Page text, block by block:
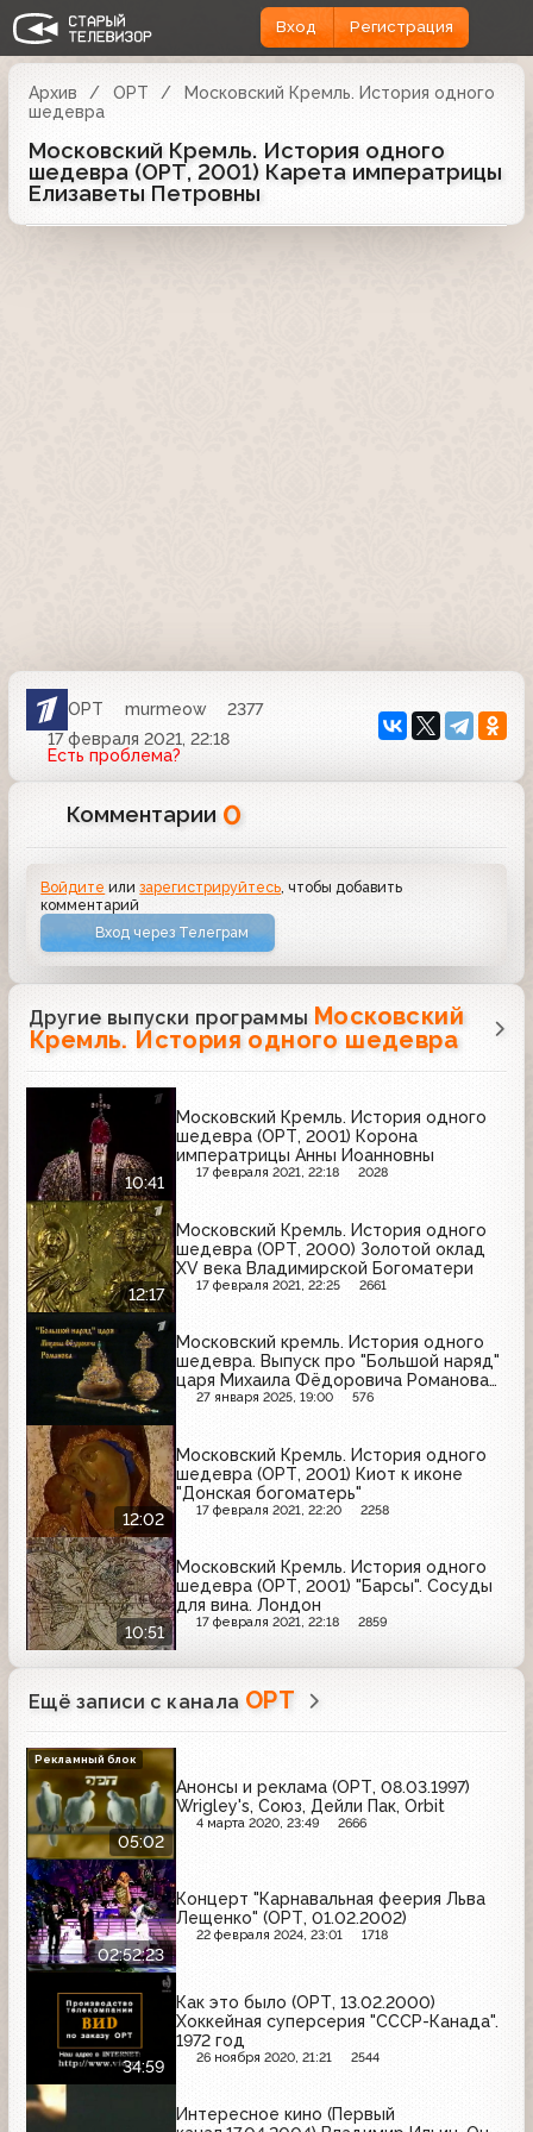
Вход Регистрация
Архив ОРТ
Московский Кремль. История одного
шедевра
Московский Кремль. История одного
шедевра (ОРТ, 2001) Карета императрицы
Елизаветы Петровны
ОРТ murmeow
2377
17 февраля 2021, 22:18
Есть проблема?
Комментарии 0
Войдите илизарегистрируйтесь , чтобы добавить
комментарий
Вход через Телеграм
Другие выпуски программы Московский
Кремль. История одного шедевра
10:41
Московский Кремль. История одного
шедевра (ОРТ, 2001) Корона
императрицы Анны Иоанновны
17 февраля 2021, 22:18 2028
12:17
Московский Кремль. История одного
шедевра (ОРТ, 2000) Золотой оклад
XV века Владимирской Богоматери
17 февраля 2021, 22:25 2661
Московский кремль. История одного
шедевра. Выпуск про "Большой наряд"
царя Михаила Фёдоровича Романова
(ОРТ, 03.03.2001)
27 января 2025, 19:00 576
12:02
Московский Кремль. История одного
шедевра (ОРТ, 2001) Киот к иконе
"Донская богоматерь"
17 февраля 2021, 22:20 2258
10:51
Московский Кремль. История одного
шедевра (ОРТ, 2001) "Барсы". Сосуды
для вина. Лондон
17 февраля 2021, 22:18 2859
Ещё записи с канала ОРТ
05:02
Анонсы и реклама (ОРТ, 08.03.1997)
Wrigley's, Союз, Дейли Пак, Orbit
4 марта 2020, 23:49 2666
Рекламный блок
02:52:23
Концерт "Карнавальная феерия Льва
Лещенко" (ОРТ, 01.02.2002)
22 февраля 2024, 23:01 1718
34:59
Как это было (ОРТ, 13.02.2000)
Хоккейная суперсерия "СССР-Канада".
1972 год
26 ноября 2020, 21:21 2544
Интересное кино (Первый